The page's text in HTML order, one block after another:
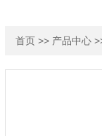
首页 >> 产品中心